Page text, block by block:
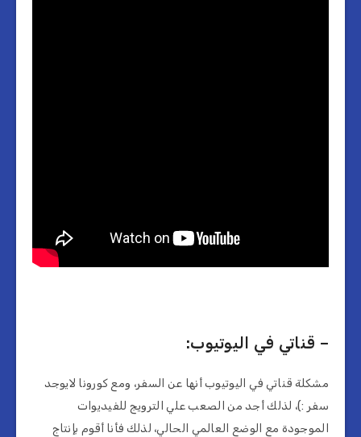
– قناتي في اليوتيوب:
مشكلة قناتي في اليوتيوب أنها عن السفر، ومع كورونا لايوجد
سفر :)، لذلك أجد من الصعب علي الترويج للفيديوات
الموجودة مع الوضع العالمي الحالي، لذلك فأنا أقوم بإنتاج